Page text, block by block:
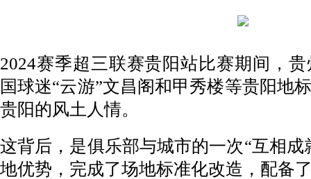
2024赛季超三联赛贵阳站比赛期间，
国球迷“云游”文昌阁和甲秀楼等贵阳地
贵阳的风土人情。
这背后，是俱乐部与城市的一次“互相
地优势，完成了场地标准化改造，配备